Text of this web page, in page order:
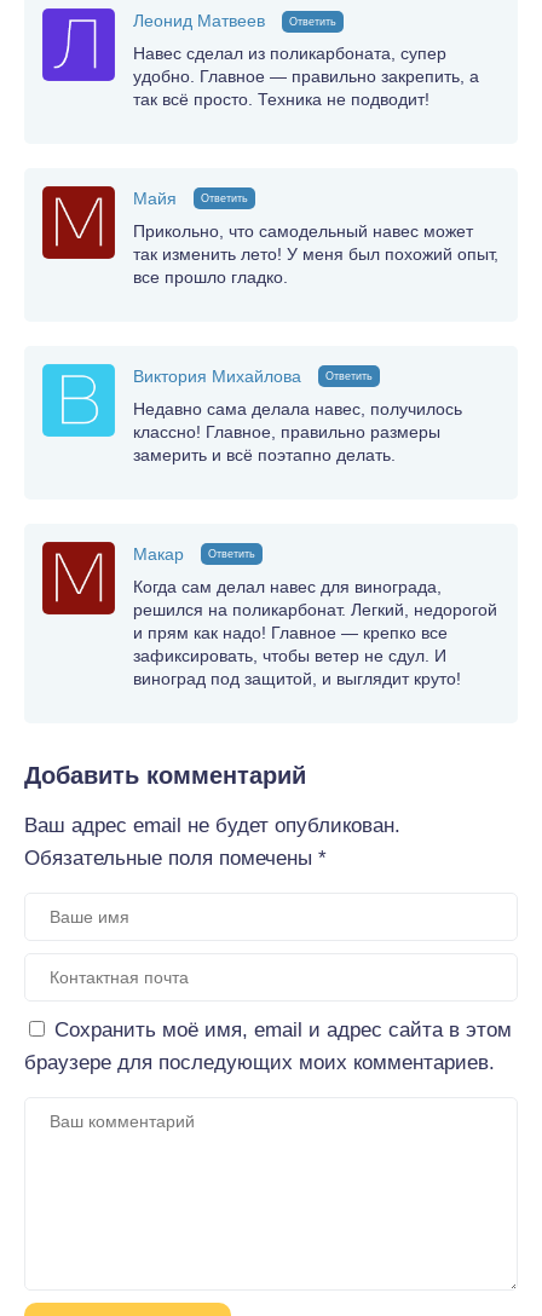
Леонид Матвеев Ответить
Навес сделал из поликарбоната, супер
удобно. Главное — правильно закрепить, а
так всё просто. Техника не подводит!
Майя Ответить
Прикольно, что самодельный навес может
так изменить лето! У меня был похожий опыт,
все прошло гладко.
Виктория Михайлова Ответить
Недавно сама делала навес, получилось
классно! Главное, правильно размеры
замерить и всё поэтапно делать.
Макар Ответить
Когда сам делал навес для винограда,
решился на поликарбонат. Легкий, недорогой
и прям как надо! Главное — крепко все
зафиксировать, чтобы ветер не сдул. И
виноград под защитой, и выглядит круто!
Добавить комментарий
Ваш адрес email не будет опубликован.
Обязательные поля помечены *
Сохранить моё имя, email и адрес сайта в этом
браузере для последующих моих комментариев.